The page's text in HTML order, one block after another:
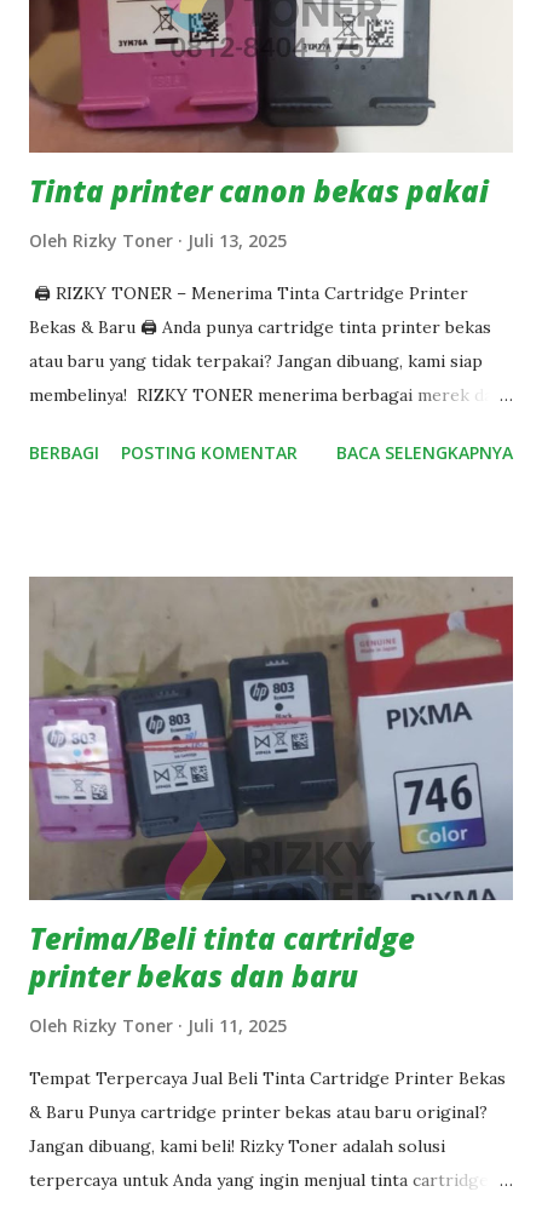
kota/provinsi ✅ Melayani seluruh kota dan kabupaten di
Indonesia ✅ Proses cepat dan pembayaran langsung setelah
cek barang ✅ Harga kompetitif dan transparan Tidak perlu
repot keluar rumah atau kantor, ...
Tinta printer canon bekas pakai
Oleh Rizky Toner Juli 13, 2025
🖨️ RIZKY TONER – Menerima Tinta Cartridge Printer
Bekas & Baru 🖨️ Anda punya cartridge tinta printer bekas
atau baru yang tidak terpakai? Jangan dibuang, kami siap
membelinya! RIZKY TONER menerima berbagai merek dan
baru/segel, dengan harga bersaing dan proses cepat. 🌍
toko. 🚚 Jemput ke Alamat Anda Untuk wilayah tertentu,
kami menyediakan layanan jemput langsung ke alamat,
sehingga Anda cukup duduk manis – kami yang datang! ✅
Keunggulan RIZKY TONER: -Proses cepat dan mudah -
Pembayaran langsung setelah barang dicek -Bisa kirim via
kurir/ekspedisi -Harga kompetitif & transparan 📱
Hubungi Sekarang di WhatsApp: 0812-8404-4757 (RIZKY
TONER) Jadikan cartridge bekas Anda lebih bermanfaat dan
bernilai. 💸 Jual sekarang – Ubah jadi uang bersama RIZKY...
BERBAGI POSTING KOMENTAR BACA SELENGKAPNYA
Terima/Beli tinta cartridge
printer bekas dan baru
Oleh Rizky Toner Juli 11, 2025
Tempat Terpercaya Jual Beli Tinta Cartridge Printer Bekas
& Baru Punya cartridge printer bekas atau baru original?
Jangan dibuang, kami beli! Rizky Toner adalah solusi
terpercaya untuk Anda yang ingin menjual tinta cartridge